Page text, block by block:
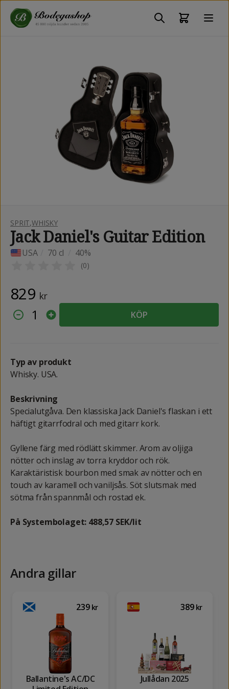
SPRIT,WHISKY
Jack Daniel's Guitar Edition
USA 70 cl 40%
(0)
829 kr
1 KÖP
Typ av produkt
Whisky. USA.
Beskrivning
Specialutgåva. Den klassiska Jack Daniel's flaskan i ett
häftigt gitarrfodral och med gitarr kork.
Gyllene färg med rödlätt skimmer. Arom av oljiga
nötter och inslag av torra kryddor och rök.
Karaktäristisk bourbon med smak av nötter och en
touch av karamell och vaniljsås. Söt slutsmak med
sötma från spannmål och rostad ek.
På Systembolaget: 488,57 SEK/lit
Andra gillar
239 kr
Ballantine's AC/DC
389 kr
Jullådan 2025